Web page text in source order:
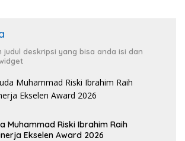
judul deskripsi yang bisa anda isi dan
Muhammad Riski Ibrahim Raih
Ekselen Award 2026